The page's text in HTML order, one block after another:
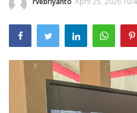
Pengumuman
Layanan Publik
Whistleblowing System
Tentang Kami